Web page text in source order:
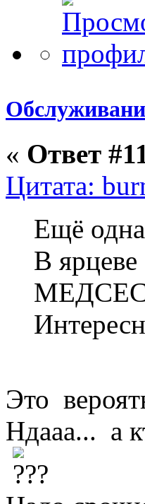
« Ответ
Цитата:
Ещё
В ярцеве
Это
Ндааа... а